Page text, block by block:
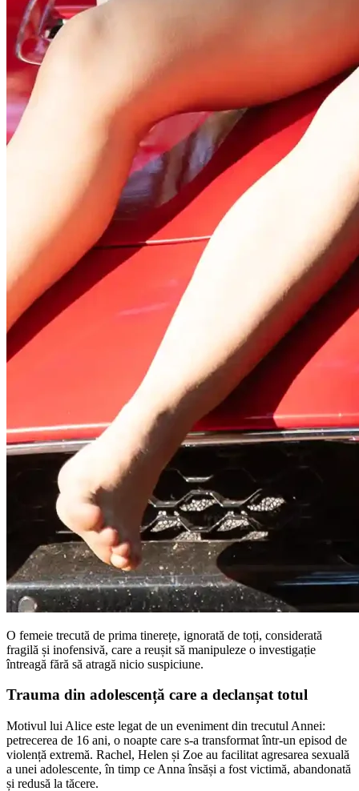
O femeie trecută de prima tinerețe, ignorată de toți, considerată
fragilă și inofensivă, care a reușit să manipuleze o investigație
întreagă fără să atragă nicio suspiciune.
Trauma din adolescență care a declanșat totul
Motivul lui Alice este legat de un eveniment din trecutul Annei:
petrecerea de 16 ani, o noapte care s-a transformat într-un episod de
violență extremă. Rachel, Helen și Zoe au facilitat agresarea sexuală
a unei adolescente, în timp ce Anna însăși a fost victimă, abandonată
și redusă la tăcere.